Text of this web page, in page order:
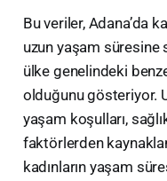
Bu veriler, Adana’da
uzun yaşam süresine
ülke genelindeki
olduğunu gösteriyor.
yaşam koşulları,
faktörlerden
kadınların yaşam